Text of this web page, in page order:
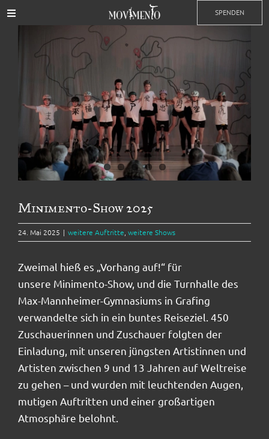
Zum
Inhalt
Toggle
Impressionen
Kontakt
Partner
Mitgliedschaft
Shop
SPENDEN
grösseres
Minimento-Show 2025
24. Mai 2025 | weitere Auftritte weitere Shows
Zweimal hieß es „Vorhang auf!“ für
unsere Minimento-Show, und die Turnhalle des
Max-Mannheimer-Gymnasiums in Grafing
verwandelte sich in ein buntes Reiseziel. 450
Zuschauerinnen und Zuschauer folgten der
Einladung, mit unseren jüngsten Artistinnen und
Artisten zwischen 9 und 13 Jahren auf Weltreise
zu gehen – und wurden mit leuchtenden Augen,
mutigen Auftritten und einer großartigen
Atmosphäre belohnt.